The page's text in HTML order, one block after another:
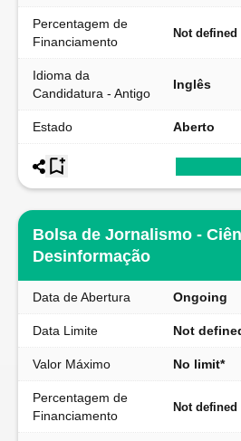
Percentagem de
Financiamento
Not defined
Idioma da
Candidatura - Antigo
Inglês
Estado Aberto
Bolsa de Jornalismo -
Desinformação
Data de Abertura Ongoing
Data Limite Not
Valor Máximo No limit*
Percentagem de
Financiamento
Not defined